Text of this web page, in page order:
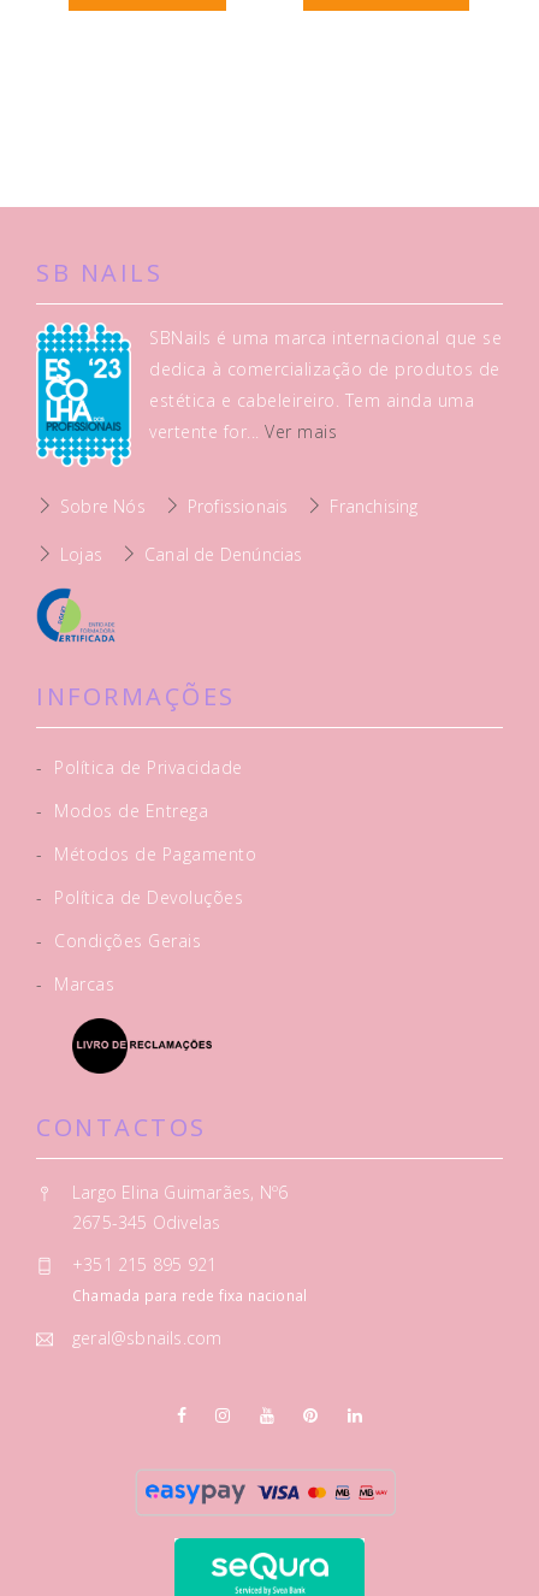
SB NAILS
SBNails é uma marca internacional que se
dedica à comercialização de produtos de
estética e cabeleireiro. Tem ainda uma
vertente for...Ver mais
Sobre Nós Profissionais Franchising
Lojas Canal de Denúncias
INFORMAÇÕES
-
Política de Privacidade
-
Modos de Entrega
-
Métodos de Pagamento
-
Política de Devoluções
-
Condições Gerais
-
Marcas
CONTACTOS
Largo Elina Guimarães, Nº6
2675-345 Odivelas
+351 215 895 921
Chamada para rede fixa nacional
geral@sbnails.com